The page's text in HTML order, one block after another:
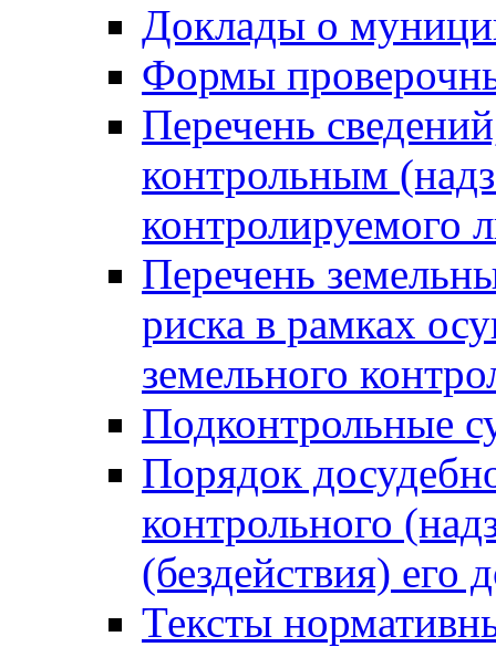
Доклады о
Формы
Перечень
контрольным
контролируемого
Перечень
риска в рамках
земельного
Подконтрольные
Порядок
контрольного
(бездействия)
Тексты